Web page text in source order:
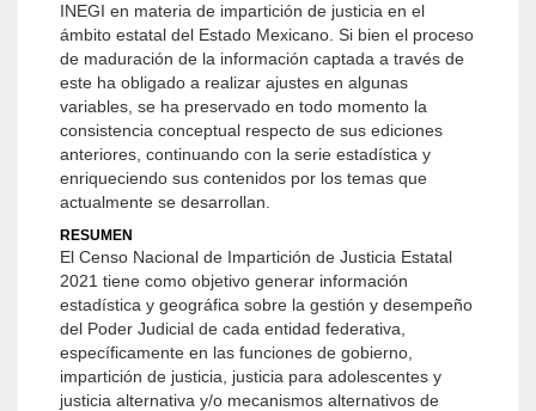
INEGI en materia de impartición de justicia en el
ámbito estatal del Estado Mexicano. Si bien el proceso
de maduración de la información captada a través de
este ha obligado a realizar ajustes en algunas
variables, se ha preservado en todo momento la
consistencia conceptual respecto de sus ediciones
anteriores, continuando con la serie estadística y
enriqueciendo sus contenidos por los temas que
actualmente se desarrollan.
RESUMEN
El Censo Nacional de Impartición de Justicia Estatal
2021 tiene como objetivo generar información
estadística y geográfica sobre la gestión y desempeño
del Poder Judicial de cada entidad federativa,
específicamente en las funciones de gobierno,
impartición de justicia, justicia para adolescentes y
justicia alternativa y/o mecanismos alternativos de